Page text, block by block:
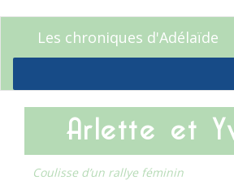
Les chroniques d'Adélaïde
Arlette et
Coulisse d’un rallye féminin